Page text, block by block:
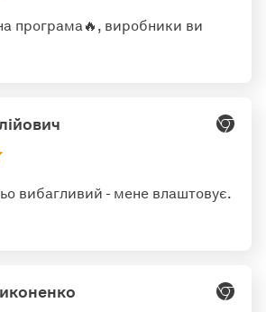
програма🔥, виробники ви
вибагливий - мене влаштовує.